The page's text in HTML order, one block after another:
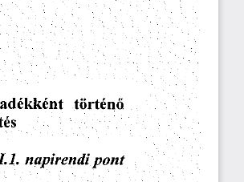
torteno
napirendipont